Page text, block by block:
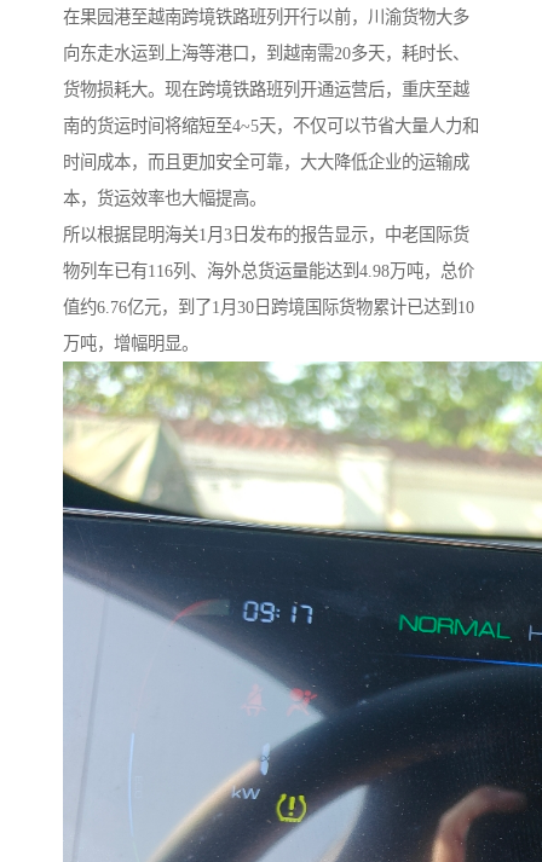
在果园港至越南跨境铁路班列开行以前，川渝货物大多
向东走水运到上海等港口，到越南需20多天，耗时长、
货物损耗大。现在跨境铁路班列开通运营后，重庆至越
南的货运时间将缩短至4~5天，不仅可以节省大量人力和
时间成本，而且更加安全可靠，大大降低企业的运输成
本，货运效率也大幅提高。
所以根据昆明海关1月3日发布的报告显示，中老国际货
物列车已有116列、海外总货运量能达到4.98万吨，总价
值约6.76亿元，到了1月30日跨境国际货物累计已达到10
万吨，增幅明显。